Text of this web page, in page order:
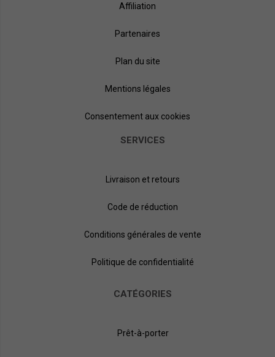
Affiliation
Partenaires
Plan du site
Mentions légales
Consentement aux cookies
SERVICES
Livraison et retours
Code de réduction
Conditions générales de vente
Politique de confidentialité
CATÉGORIES
Prêt-à-porter